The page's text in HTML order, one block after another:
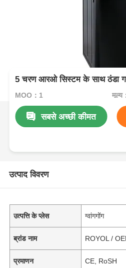
5 चरण आरओ सिस्टम के साथ ठंडा
MOQ：1 मूल्य
सबसे अच्छी कीमत
उत्पाद विवरण
उत्पत्ति के प्लेस ग्वांगगोंग
ब्रांड नाम ROYOL /
प्रमाणन CE, RoSH